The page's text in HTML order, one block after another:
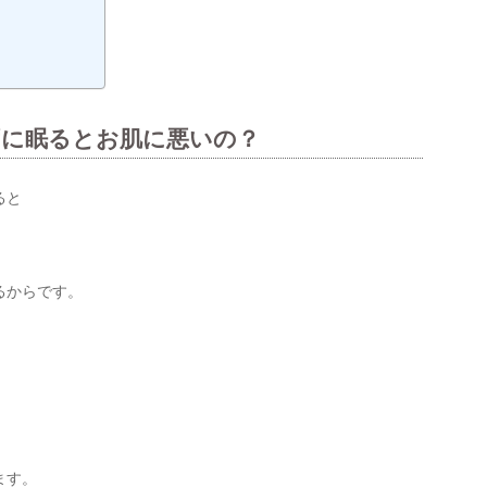
眠るとお肌に悪いの？
と
らです。
。